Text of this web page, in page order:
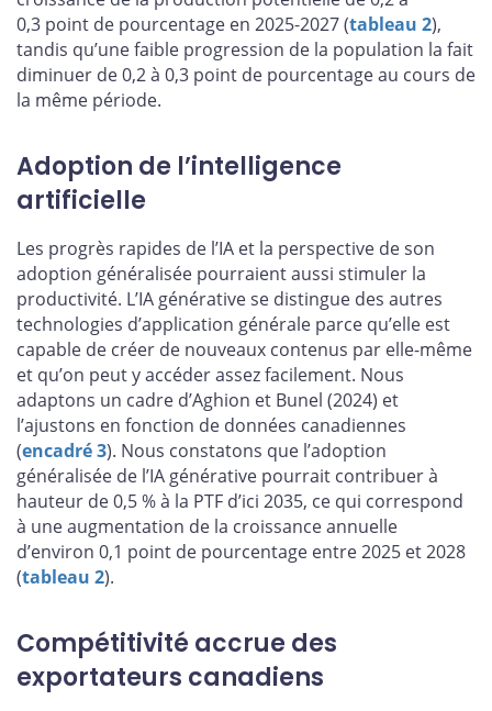
0,3 point de pourcentage en 2025-2027 (tableau 2),
tandis qu’une faible progression de la population la fait
diminuer de 0,2 à 0,3 point de pourcentage au cours de
la même période.
Adoption de l’intelligence
artificielle
Les progrès rapides de l’IA et la perspective de son
adoption généralisée pourraient aussi stimuler la
productivité. L’IA générative se distingue des autres
technologies d’application générale parce qu’elle est
capable de créer de nouveaux contenus par elle-même
et qu’on peut y accéder assez facilement. Nous
adaptons un cadre d’Aghion et Bunel (2024) et
l’ajustons en fonction de données canadiennes
(encadré 3). Nous constatons que l’adoption
généralisée de l’IA générative pourrait contribuer à
hauteur de 0,5 % à la PTF d’ici 2035, ce qui correspond
à une augmentation de la croissance annuelle
d’environ 0,1 point de pourcentage entre 2025 et 2028
(tableau 2).
Compétitivité accrue des
exportateurs canadiens